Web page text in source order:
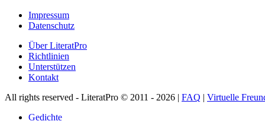
Impressum
Datenschutz
Über LiteratPro
Richtlinien
Unterstützen
Kontakt
All rights reserved - LiteratPro © 2011 - 2026 | FAQ | Virtuelle
Gedichte